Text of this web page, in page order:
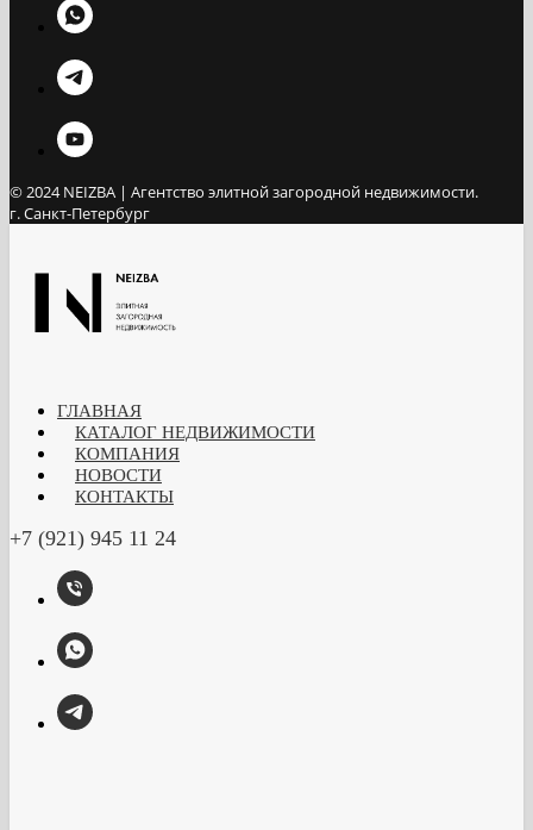
© 2024 NEIZBA | Агентство элитной загородной недвижимости.
г. Санкт-Петербург
ГЛАВНАЯ
КАТАЛОГ НЕДВИЖИМОСТИ
КОМПАНИЯ
НОВОСТИ
КОНТАКТЫ
+7 (921) 945 11 24